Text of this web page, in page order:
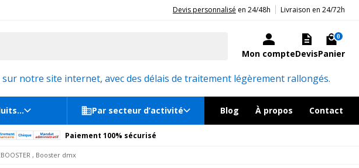
podium et estrade, etc. | 20ans d'expérience aux côtés des professionnels et acteurs publics.
Devis personnalisé en 24/48h Livraison en 24/72h
Mon compteDevisPanier
0
notre site internet, avec des délais de traitement légèrement rallongés.
Par secteur d’activité Blog À propos Contact
Paiement 100% sécurisé
, Booster dmx